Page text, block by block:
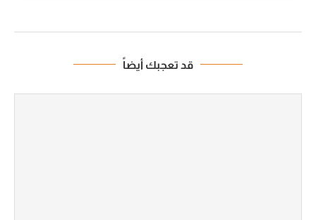
قد تعجبك أيضاً